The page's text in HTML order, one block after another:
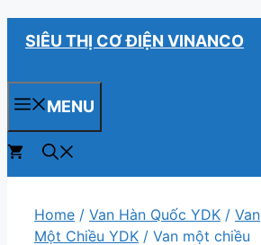
Chuyển
đếnSIÊU THỊ CƠ ĐIỆN VINANCO
MENU
Home / Van Hàn Quốc YDK / Van
Một Chiều YDK / Van một chiều